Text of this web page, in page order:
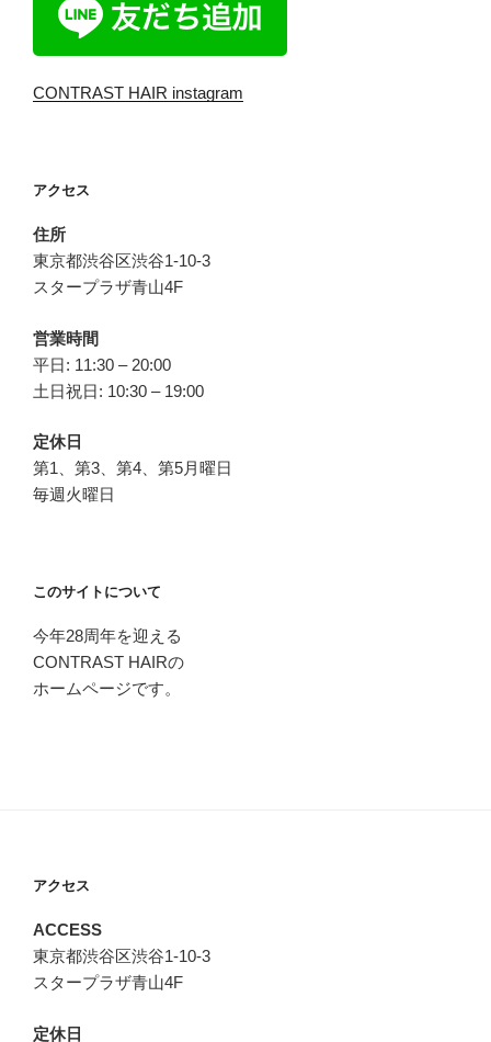
CONTRAST HAIR instagram
アクセス
住所
東京都渋谷区渋谷1-10-3
スタープラザ青山4F
営業時間
平日: 11:30 – 20:00
土日祝日: 10:30 – 19:00
定休日
第1、第3、第4、第5月曜日
毎週火曜日
このサイトについて
今年28周年を迎える
CONTRAST HAIRの
ホームページです。
アクセス
ACCESS
東京都渋谷区渋谷1-10-3
スタープラザ青山4F
定休日